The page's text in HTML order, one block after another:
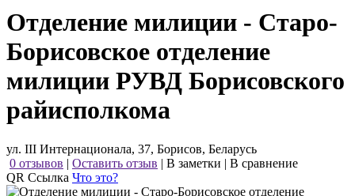
Отделение милиции - Старо-
Борисовское отделение
милиции РУВД Борисовского
райисполкома
ул. III Интернационала, 37, Борисов, Беларусь
0 отзывов | Оставить отзыв | В заметки | В сравнение
QR Ссылка Что это?